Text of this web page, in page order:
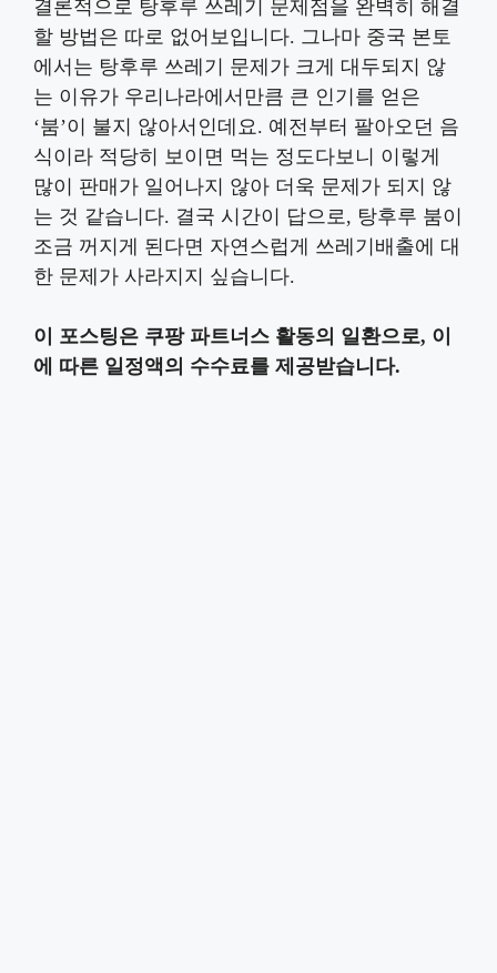
결론적으로 탕후루 쓰레기 문제점을 완벽히 해결
할 방법은 따로 없어보입니다. 그나마 중국 본토
에서는 탕후루 쓰레기 문제가 크게 대두되지 않
는 이유가 우리나라에서만큼 큰 인기를 얻은
‘붐’이 불지 않아서인데요. 예전부터 팔아오던 음
식이라 적당히 보이면 먹는 정도다보니 이렇게
많이 판매가 일어나지 않아 더욱 문제가 되지 않
는 것 같습니다. 결국 시간이 답으로, 탕후루 붐이
조금 꺼지게 된다면 자연스럽게 쓰레기배출에 대
한 문제가 사라지지 싶습니다.
이 포스팅은 쿠팡 파트너스 활동의 일환으로, 이
에 따른 일정액의 수수료를 제공받습니다.